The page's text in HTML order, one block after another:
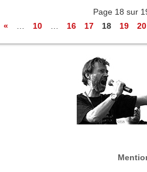
Page 18 sur
« 10 16 17 18 19 20